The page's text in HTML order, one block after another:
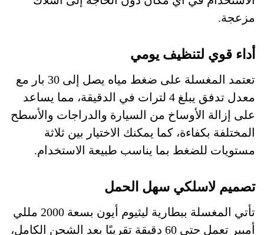
مزعجة.
أداء قوي لتنظيف يومي
تعتمد المغسلة على ضغط مياه يصل إلى 30 بار مع
معدل تدفق يبلغ 4 لترات في الدقيقة، مما يساعد
على إزالة الأوساخ من السيارة والدراجات والأسطح
المختلفة بكفاءة، كما يمكنك الاختيار بين ثلاثة
مستويات للضغط بما يناسب طبيعة الاستخدام.
تصميم لاسلكي سهل الحمل
تأتي المغسلة ببطارية ليثيوم أيون بسعة 2000 مللي
أمبير تعمل حتى 60 دقيقة تقريبًا بعد الشحن الكامل،